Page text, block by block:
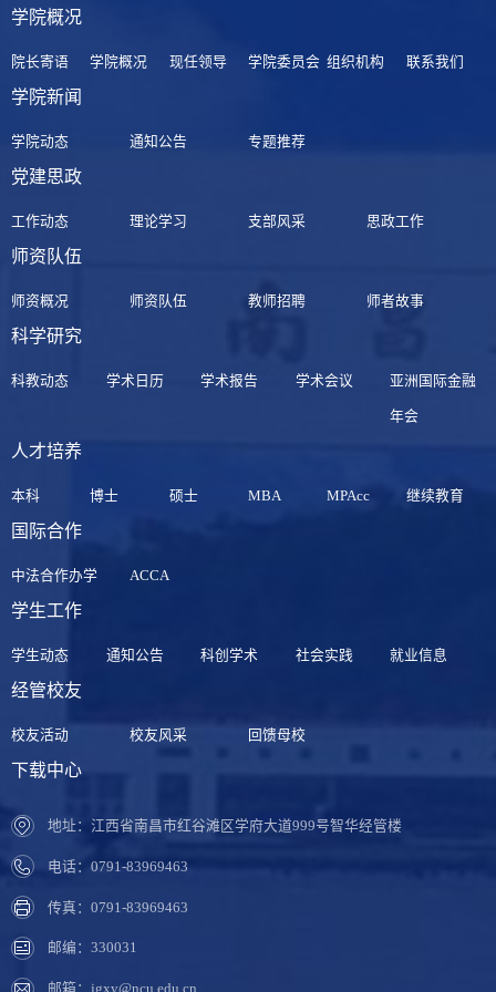
学院概况
院长寄语 学院概况 现任领导 学院委员会 组织机构 联系我们
学院新闻
学院动态 通知公告 专题推荐
党建思政
工作动态 理论学习 支部风采 思政工作
师资队伍
师资概况 师资队伍 教师招聘 师者故事
科学研究
科教动态 学术日历 学术报告 学术会议 亚洲国际金融
年会
人才培养
本科 博士 硕士 MBA MPAcc 继续教育
国际合作
中法合作办学 ACCA
学生工作
学生动态 通知公告 科创学术 社会实践 就业信息
经管校友
校友活动 校友风采 回馈母校
下载中心
地址：江西省南昌市红谷滩区学府大道999号智华经管楼
电话：0791-83969463
传真：0791-83969463
邮编：330031